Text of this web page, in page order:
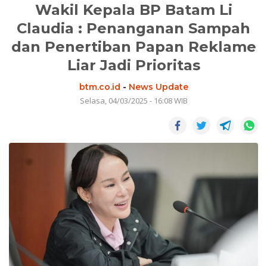
Wakil Kepala BP Batam Li
Claudia : Penanganan Sampah
dan Penertiban Papan Reklame
Liar Jadi Prioritas
btm.co.id - News Update
Selasa, 04/03/2025 - 16:08 WIB